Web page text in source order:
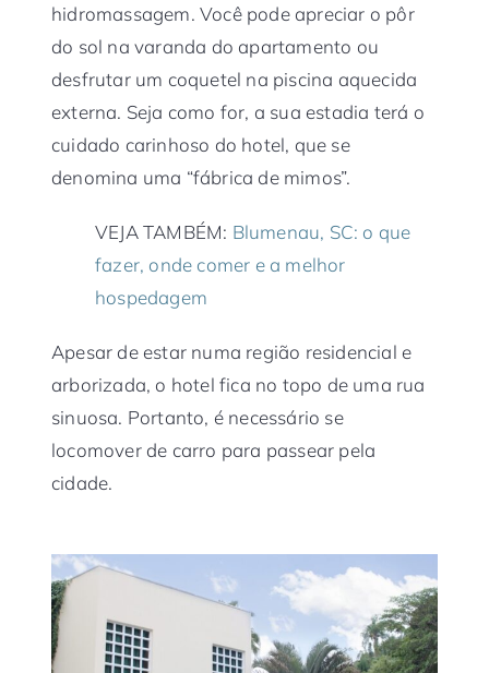
hidromassagem. Você pode apreciar o pôr
do sol na varanda do apartamento ou
desfrutar um coquetel na piscina aquecida
externa. Seja como for, a sua estadia terá o
cuidado carinhoso do hotel, que se
denomina uma “fábrica de mimos”.
VEJA TAMBÉM: Blumenau, SC: o que
fazer, onde comer e a melhor
hospedagem
Apesar de estar numa região residencial e
arborizada, o hotel fica no topo de uma rua
sinuosa. Portanto, é necessário se
locomover de carro para passear pela
cidade.